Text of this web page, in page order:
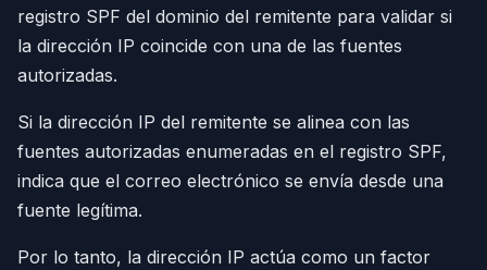
registro SPF del dominio del remitente para validar si
la dirección IP coincide con una de las fuentes
autorizadas.
Si la dirección IP del remitente se alinea con las
fuentes autorizadas enumeradas en el registro SPF,
indica que el correo electrónico se envía desde una
fuente legítima.
Por lo tanto, la dirección IP actúa como un factor